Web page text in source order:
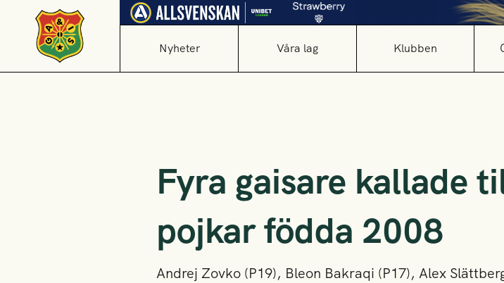
Nyheter Våra lag Klubben
Fyra gaisare kallade
pojkar födda 2008
Andrej Zovko (P19), Bleon Bakraqi (P17), Alex